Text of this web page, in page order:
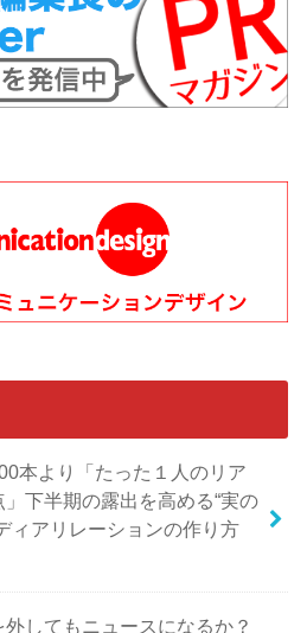
本より「たった１人のリア
」下半期の露出を高める“実の
ィアリレーションの作り方
してもニュースになるか？